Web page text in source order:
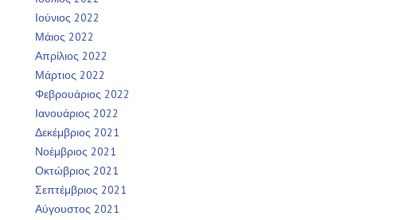
Ιούνιος 2022
Μάιος 2022
Απρίλιος 2022
Μάρτιος 2022
Φεβρουάριος 2022
Ιανουάριος 2022
Δεκέμβριος 2021
Νοέμβριος 2021
Οκτώβριος 2021
Σεπτέμβριος 2021
Αύγουστος 2021